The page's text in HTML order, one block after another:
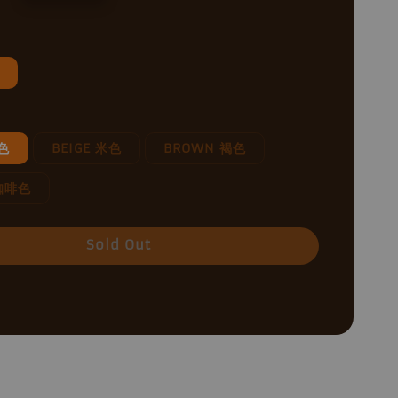
BEIGE 米色 BROWN 褐色
啡色
Sold Out